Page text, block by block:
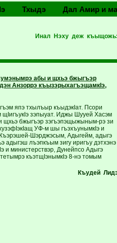
Тхыдэ Дал Амир и
Инал Нэху деж
абы и щхьэ бжыгъэр
Анзоррэ къызэрыхагъэщамкIэ,
япэ тхылъыр къыдэкIат. Псори
щIигъукIэ зэпыуат. Иджы Шууей Хасэм
щхьэ бжыгъэр зэгъэпэщыжыным-рэ зи
УФ-м шы гъэхъунымкIэ и
Шэрджэсым, Адыгейм, адыгэ
лъэпкъым зигу иригъу дэтхэнэ
министерствэр, Дунейпсо Адыгэ
къэтщIэнымкIэ 8-нэ томым
Къудей